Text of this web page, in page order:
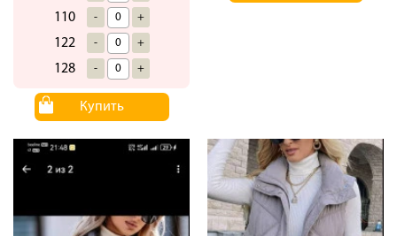
110 - +
122 - +
128 - +
Купить